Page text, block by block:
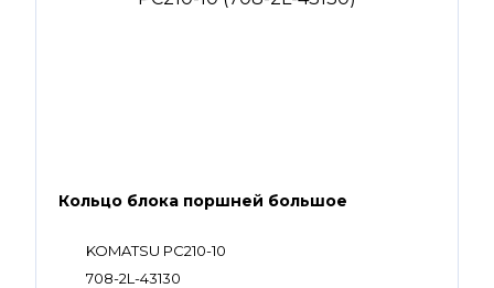
Кольцо блока поршней большое
KOMATSU PC210-10
708-2L-43130